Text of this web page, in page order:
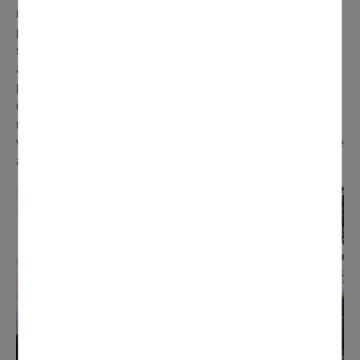
retraite médicalisée (EHPAD), qui accueille des
personnes âgées autonomes,
semi-valides et dépendantes. L’établissement dispose
aussi d’une unité protégée spécialisée dans l’accueil des
personnes désorientées ou atteintes de la maladie
d’Alzheimer (et pathologies apparentées).La Maison de
retraite Val de France offre à ses résidents un cadre de
vie privilégié avec son parc fleuri, arboré et ombragé, face
à la place du marché et à 400 mètres de la gare.